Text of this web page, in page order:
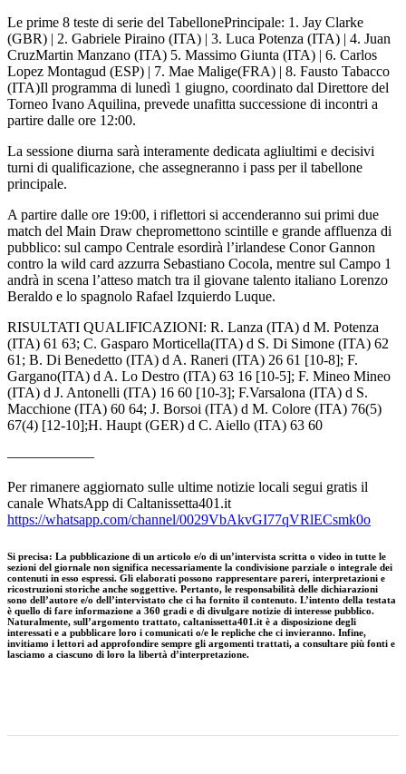
Le prime 8 teste di serie del TabellonePrincipale: 1. Jay Clarke
(GBR) | 2. Gabriele Piraino (ITA) | 3. Luca Potenza (ITA) | 4. Juan
CruzMartin Manzano (ITA) 5. Massimo Giunta (ITA) | 6. Carlos
Lopez Montagud (ESP) | 7. Mae Malige(FRA) | 8. Fausto Tabacco
(ITA)Il programma di lunedì 1 giugno, coordinato dal Direttore del
Torneo Ivano Aquilina, prevede unafitta successione di incontri a
partire dalle ore 12:00.
La sessione diurna sarà interamente dedicata agliultimi e decisivi
turni di qualificazione, che assegneranno i pass per il tabellone
principale.
A partire dalle ore 19:00, i riflettori si accenderanno sui primi due
match del Main Draw chepromettono scintille e grande affluenza di
pubblico: sul campo Centrale esordirà l’irlandese Conor Gannon
contro la wild card azzurra Sebastiano Cocola, mentre sul Campo 1
andrà in scena l’atteso match tra il giovane talento italiano Lorenzo
Beraldo e lo spagnolo Rafael Izquierdo Luque.
RISULTATI QUALIFICAZIONI: R. Lanza (ITA) d M. Potenza
(ITA) 61 63; C. Gasparo Morticella(ITA) d S. Di Simone (ITA) 62
61; B. Di Benedetto (ITA) d A. Raneri (ITA) 26 61 [10-8]; F.
Gargano(ITA) d A. Lo Destro (ITA) 63 16 [10-5]; F. Mineo Mineo
(ITA) d J. Antonelli (ITA) 16 60 [10-3]; F.Varsalona (ITA) d S.
Macchione (ITA) 60 64; J. Borsoi (ITA) d M. Colore (ITA) 76(5)
67(4) [12-10];H. Haupt (GER) d C. Aiello (ITA) 63 60
——————
Per rimanere aggiornato sulle ultime notizie locali segui gratis il
canale WhatsApp di Caltanissetta401.it
https://whatsapp.com/channel/0029VbAkvGI77qVRlECsmk0o
Si precisa: La pubblicazione di un articolo e/o di un’intervista scritta o video in tutte le
sezioni del giornale non significa necessariamente la condivisione parziale o integrale dei
contenuti in esso espressi. Gli elaborati possono rappresentare pareri, interpretazioni e
ricostruzioni storiche anche soggettive. Pertanto, le responsabilità delle dichiarazioni
sono dell’autore e/o dell’intervistato che ci ha fornito il contenuto. L’intento della testata
è quello di fare informazione a 360 gradi e di divulgare notizie di interesse pubblico.
Naturalmente, sull’argomento trattato, caltanissetta401.it è a disposizione degli
interessati e a pubblicare loro i comunicati o/e le repliche che ci invieranno. Infine,
invitiamo i lettori ad approfondire sempre gli argomenti trattati, a consultare più fonti e
lasciamo a ciascuno di loro la libertà d’interpretazione.